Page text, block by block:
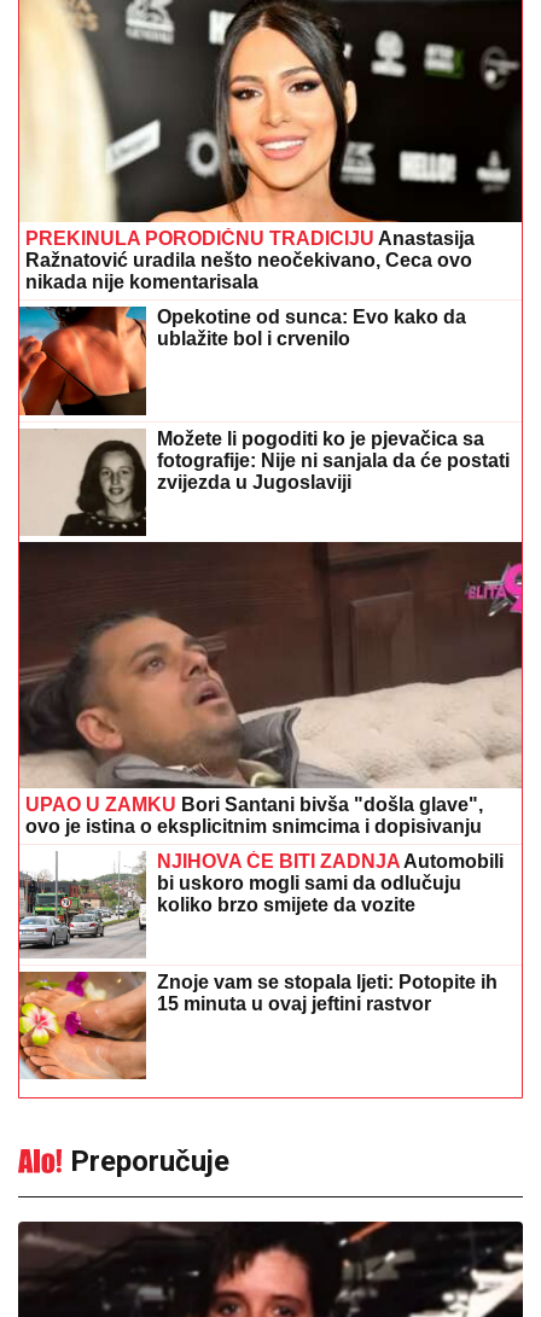
PREKINULA PORODIČNU TRADICIJU Anastasija
Ražnatović uradila nešto neočekivano, Ceca ovo
nikada nije komentarisala
Opekotine od sunca: Evo kako da
ublažite bol i crvenilo
Možete li pogoditi ko je pjevačica sa
fotografije: Nije ni sanjala da će postati
zvijezda u Jugoslaviji
UPAO U ZAMKU Bori Santani bivša "došla glave",
ovo je istina o eksplicitnim snimcima i dopisivanju
NJIHOVA ĆE BITI ZADNJA Automobili
bi uskoro mogli sami da odlučuju
koliko brzo smijete da vozite
Znoje vam se stopala ljeti: Potopite ih
15 minuta u ovaj jeftini rastvor
Preporučuje